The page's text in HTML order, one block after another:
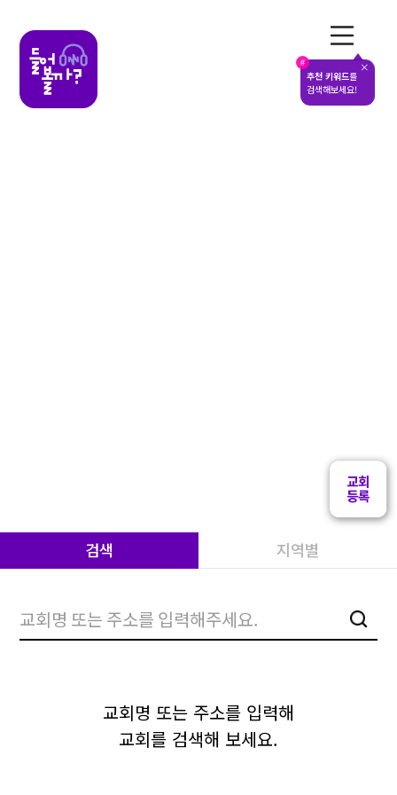
#
추천 키워드를
검색해보세요!
검색 지역별
교회명 또는 주소를 입력해
교회를 검색해 보세요.